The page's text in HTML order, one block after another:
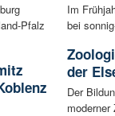
Pfalz
Im
bei
der
Der